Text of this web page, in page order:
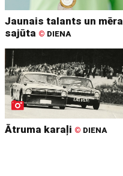
Jaunais talants un mēra
sajūta © DIENA
Ātruma karaļi © DIENA